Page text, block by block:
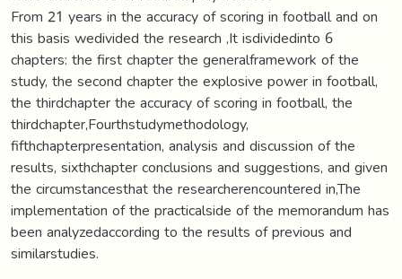
From 21 years in the accuracy of scoring in football and on
this basis wedivided the research ,It isdividedinto 6
chapters: the first chapter the generalframework of the
study, the second chapter the explosive power in football,
the thirdchapter the accuracy of scoring in football, the
thirdchapter,Fourthstudymethodology,
fifthchapterpresentation, analysis and discussion of the
results, sixthchapter conclusions and suggestions, and given
the circumstancesthat the researcherencountered in,The
implementation of the practicalside of the memorandum has
been analyzedaccording to the results of previous and
similarstudies.